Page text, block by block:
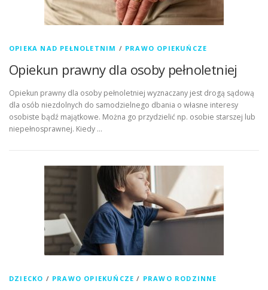
OPIEKA NAD PEŁNOLETNIM / PRAWO OPIEKUŃCZE
Opiekun prawny dla osoby pełnoletniej
Opiekun prawny dla osoby pełnoletniej wyznaczany jest drogą sądową
dla osób niezdolnych do samodzielnego dbania o własne interesy
osobiste bądź majątkowe. Można go przydzielić np. osobie starszej lub
niepełnosprawnej. Kiedy …
DZIECKO / PRAWO OPIEKUŃCZE / PRAWO RODZINNE